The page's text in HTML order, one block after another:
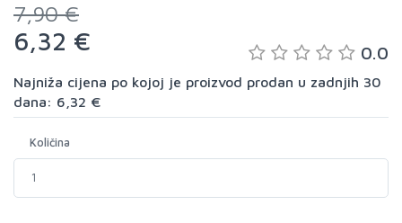
7,90 €
6,32 € 0.0
Najniža cijena po kojoj je proizvod prodan u zadnjih 30
dana: 6,32 €
Količina